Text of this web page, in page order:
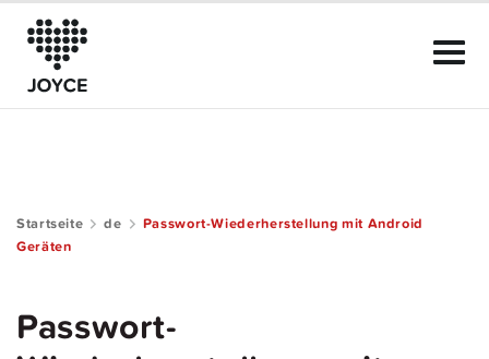
Startseite de
Passwort-Wiederherstellung mit Android
Geräten
Passwort-
Das kann JOYCE
Der Club